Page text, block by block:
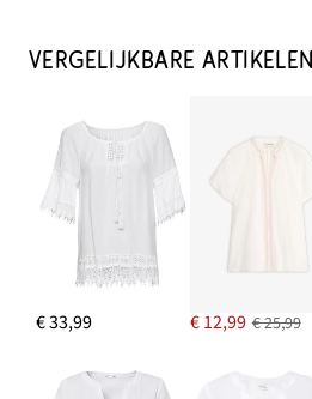
€ 13,99
Loafers met gesp
€ 26,99
IN WINKELMANDJE
€ 43,99
VERGELIJKBARE ARTIKELEN
€ 33,99 € 12,99 € 25,99